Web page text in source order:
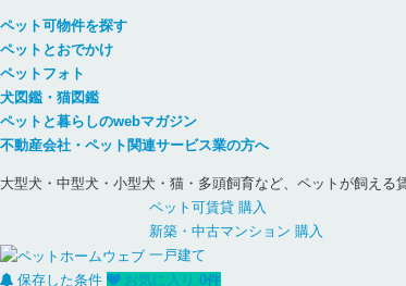
ペット可物件を探す
ペットとおでかけ
ペットフォト
犬図鑑・猫図鑑
ペットと暮らしのwebマガジン
不動産会社・ペット関連サービス業の方へ
大型犬・中型犬・小型犬・猫・多頭飼育など、ペットが飼える
ペット可賃貸 購入
新築・中古マンション 購入
一戸建て
保存した条件
お気に入り 0件